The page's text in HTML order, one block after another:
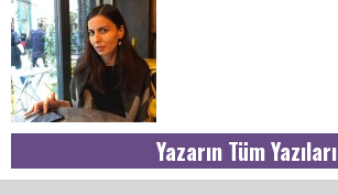
Yazarın Tüm Yazıları